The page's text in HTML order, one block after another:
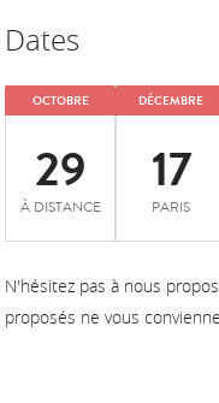
Dates
OCTOBRE
29
À DISTANCE
DÉCEMBRE
17
PARIS
N'hésitez pas à nous
proposés ne vous